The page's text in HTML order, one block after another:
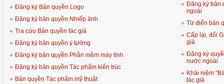
Đăng ký Bản quyền Logo
Đăng ký bản quyền Nhiếp ảnh
Tra cứu Bản quyền tác giả
Đăng ký bản quyền ý tưởng
Đăng ký bản quyền Phần mềm máy tính
Đăng ký bản quyền Tác phẩm kiến trúc
Bản quyền Tác phẩm mỹ thuật
Đăng ký bản
ngoài
Từ điển bản
Cấp lại, đổi
giả
Đăng ký
nước ngoài
Khái niệm
tác giả